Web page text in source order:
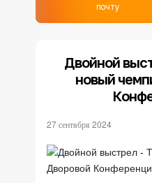
почту
Двойной
новый
27 сентября 2024